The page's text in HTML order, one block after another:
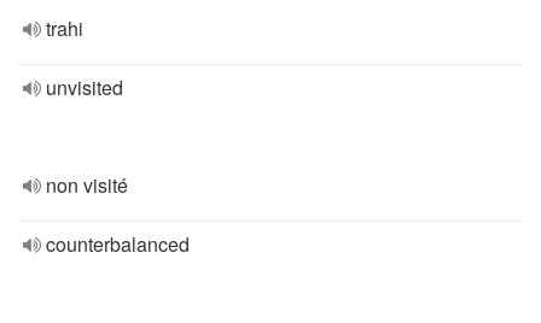
trahi
unvisited
non visité
counterbalanced